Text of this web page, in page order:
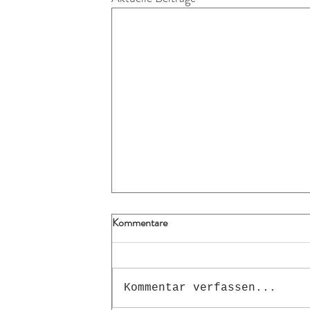
Spezial-Kuscheltier
Kommentare
Kommentar verfassen...